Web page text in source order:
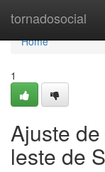
tornadosocial
Home
Home
1
Ajuste
leste de